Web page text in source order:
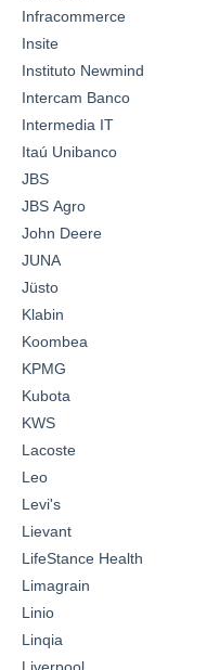
Infracommerce
Insite
Instituto Newmind
Intercam Banco
Intermedia IT
Itaú Unibanco
JBS
JBS Agro
John Deere
JUNA
Jüsto
Klabin
Koombea
KPMG
Kubota
KWS
Lacoste
Leo
Levi's
Lievant
LifeStance Health
Limagrain
Linio
Linqia